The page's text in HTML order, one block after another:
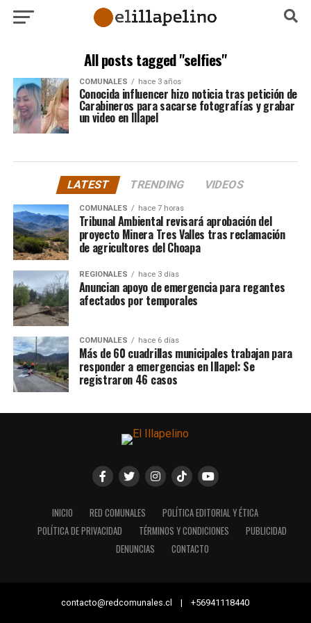
All posts tagged "selfies"
COMUNALES hace 3 años
Conocida influencer hizo noticia tras petición de
Carabineros para sacarse fotografías y grabar
un video en Illapel
LATEST TRENDING VIDEOS
COMUNALES hace 7 horas
Tribunal Ambiental revisará aprobación del
proyecto Minera Tres Valles tras reclamación
de agricultores del Choapa
REGIONALES hace 3 días
Anuncian apoyo de emergencia para regantes
afectados por temporales
COMUNALES hace 6 días
Más de 60 cuadrillas municipales trabajan para
responder a emergencias en Illapel: Se
registraron 46 casos
INICIO RED COMUNALES
POLÍTICA EDITORIAL Y ÉTICA
POLÍTICA DE PRIVACIDAD
TÉRMINOS Y CONDICIONES
PUBLICIDAD
DENUNCIAS
CONTACTO
contacto@redcomunales.cl | +56941118440